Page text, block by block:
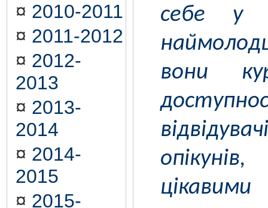
¤ 2010-2011
¤ 2011-2012
¤ 2012-
2013
¤ 2013-
2014
¤ 2014-
2015
¤ 2015-
себе у
вони